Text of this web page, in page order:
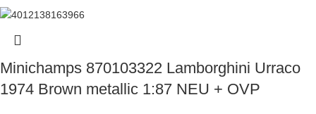
Minichamps 870103322 Lamborghini Urraco
1974 Brown metallic 1:87 NEU + OVP